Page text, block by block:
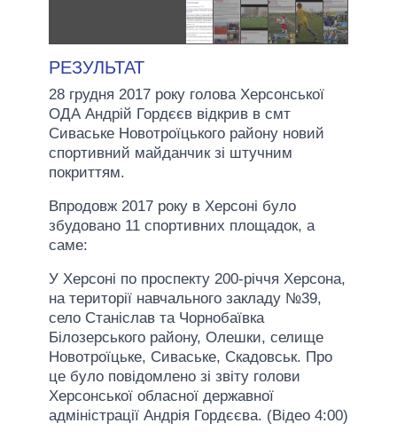
РЕЗУЛЬТАТ
28 грудня 2017 року голова Херсонської
ОДА Андрій Гордєєв відкрив в смт
Сиваське Новотроїцького району новий
спортивний майданчик зі штучним
покриттям.
Впродовж 2017 року в Херсоні було
збудовано 11 спортивних площадок, а
саме:
У Херсоні по проспекту 200-річчя Херсона,
на території навчального закладу №39,
село Станіслав та Чорнобаївка
Білозерського району, Олешки, селище
Новотроїцьке, Сиваське, Скадовськ. Про
це було повідомлено зі звіту голови
Херсонської обласної державної
адміністрації Андрія Гордєєва. (Відео 4:00)